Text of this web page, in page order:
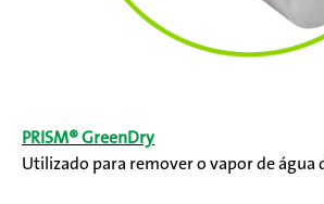
PRISM® GreenDry
Utilizado para remover o vapor de água